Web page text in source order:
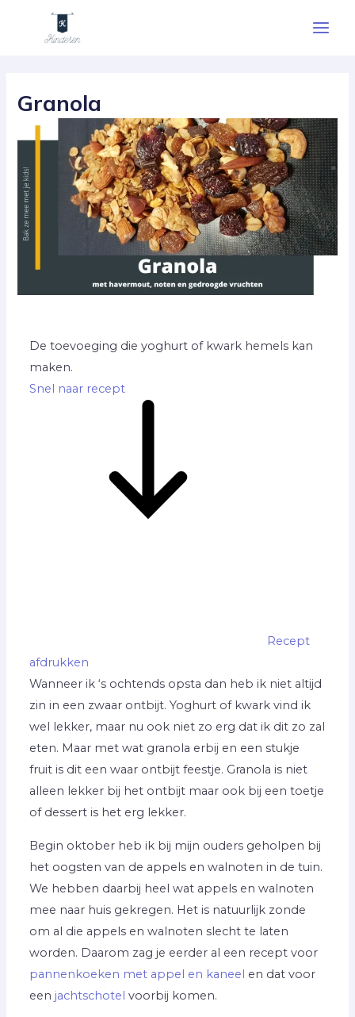
Granola
De toevoeging die yoghurt of kwark hemels kan
maken.
Snel naar recept
Recept
afdrukken
Wanneer ik ‘s ochtends opsta dan heb ik niet altijd
zin in een zwaar ontbijt. Yoghurt of kwark vind ik
wel lekker, maar nu ook niet zo erg dat ik dit zo zal
eten. Maar met wat granola erbij en een stukje
fruit is dit een waar ontbijt feestje. Granola is niet
alleen lekker bij het ontbijt maar ook bij een toetje
of dessert is het erg lekker.
Begin oktober heb ik bij mijn ouders geholpen bij
het oogsten van de appels en walnoten in de tuin.
We hebben daarbij heel wat appels en walnoten
mee naar huis gekregen. Het is natuurlijk zonde
om al die appels en walnoten slecht te laten
worden. Daarom zag je eerder al een recept voor
pannenkoeken met appel en kaneel en dat voor
een jachtschotelvoorbij komen.